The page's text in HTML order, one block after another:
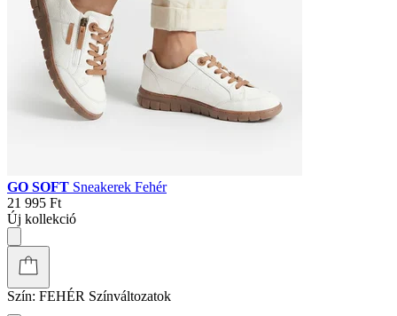
GO SOFT Sneakerek Fehér
21 995 Ft
Új kollekció
Szín: FEHÉR Színváltozatok